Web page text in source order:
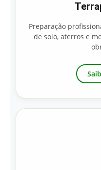
Preparação
de solo, aterros e